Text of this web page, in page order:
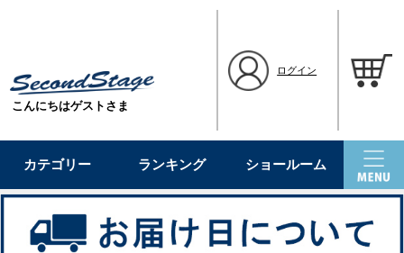
こんにちはゲストさま
ログイン
カテゴリー ランキング ショールーム